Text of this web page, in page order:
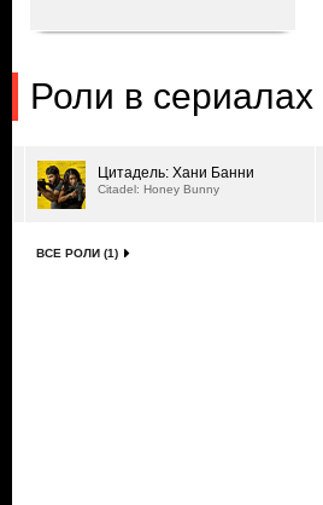
Роли в сериалах
Цитадель: Хани Банни
Citadel: Honey Bunny
ВСЕ РОЛИ (1)